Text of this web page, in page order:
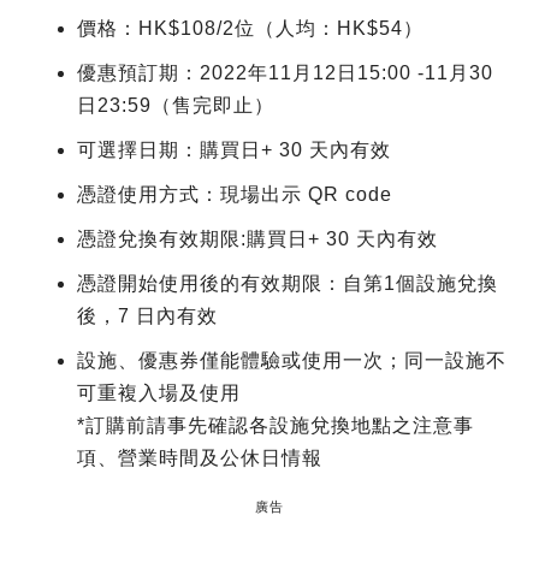
價格：HK$108/2位（人均：HK$54）
優惠預訂期：2022年11月12日15:00 -11月30
日23:59（售完即止）
可選擇日期：購買日+ 30 天內有效
憑證使用方式：現場出示 QR code
憑證兌換有效期限:購買日+ 30 天內有效
憑證開始使用後的有效期限：自第1個設施兌換
後，7 日內有效
設施、優惠券僅能體驗或使用一次；同一設施不
可重複入場及使用
*訂購前請事先確認各設施兌換地點之注意事
項、營業時間及公休日情報
廣告